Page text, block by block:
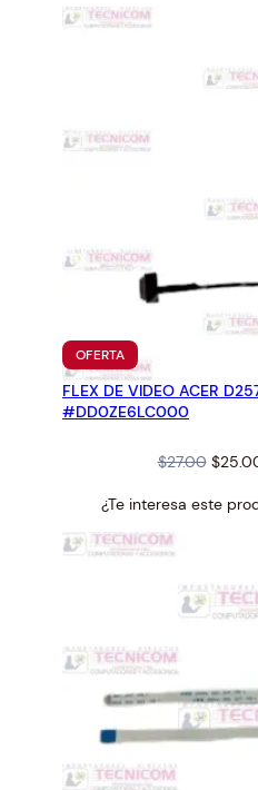
OFERTAPRODUCTO
EN
OFERTA
FLEX DE VIDEO ACER
#DD0ZE6LC000
$27.00
was:
$
¿Te interesa este